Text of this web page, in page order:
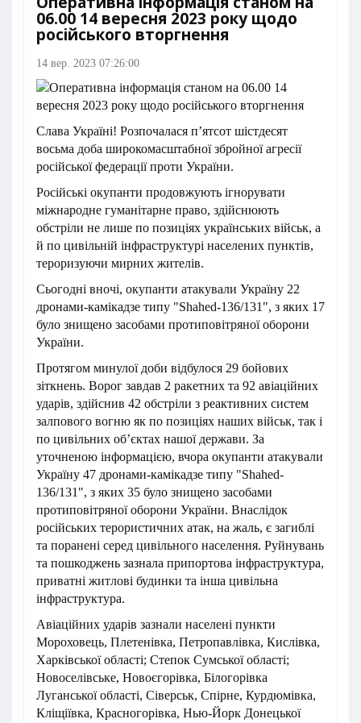
06.00 14 вересня 2023 року щодо
російського вторгнення
14 вер. 2023 07:26:00
Слава Україні! Розпочалася п’ятсот шістдесят
восьма доба широкомасштабної збройної агресії
російської федерації проти України.
Російські окупанти продовжують ігнорувати
міжнародне гуманітарне право, здійснюють
обстріли не лише по позиціях українських військ, а
й по цивільній інфраструктурі населених пунктів,
тероризуючи мирних жителів.
Сьогодні вночі, окупанти атакували Україну 22
дронами-камікадзе типу "Shahed-136/131", з яких 17
було знищено засобами протиповітряної оборони
України.
Протягом минулої доби відбулося 29 бойових
зіткнень. Ворог завдав 2 ракетних та 92 авіаційних
ударів, здійснив 42 обстріли з реактивних систем
залпового вогню як по позиціях наших військ, так і
по цивільних об’єктах нашої держави. За
уточненою інформацією, вчора окупанти атакували
Україну 47 дронами-камікадзе типу "Shahed-
136/131", з яких 35 було знищено засобами
протиповітряної оборони України. Внаслідок
російських терористичних атак, на жаль, є загиблі
та поранені серед цивільного населення. Руйнувань
та пошкоджень зазнала припортова інфраструктура,
приватні житлові будинки та інша цивільна
інфраструктура.
Авіаційних ударів зазнали населені пункти
Мороховець, Плетенівка, Петропавлівка, Кислівка,
Харківської області; Степок Сумської області;
Новоселівське, Новоєгорівка, Білогорівка
Луганської області, Сіверськ, Спірне, Курдюмівка,
Кліщіївка, Красногорівка, Нью-Йорк Донецької